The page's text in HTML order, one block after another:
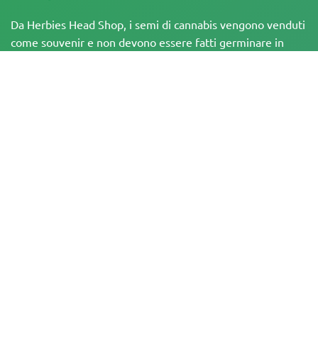
Da Herbies Head Shop, i semi di cannabis vengono venduti
come souvenir e non devono essere fatti germinare in